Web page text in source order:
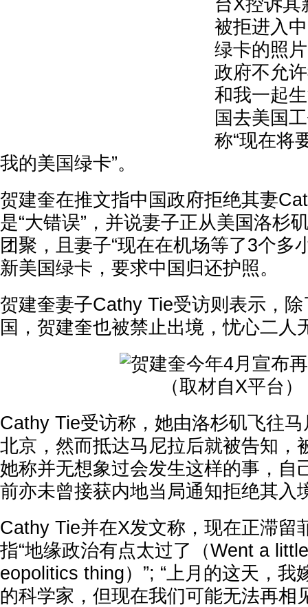
台X控诉其
被拒进入
绿卡的照
政府不允
和我一起
国去美国
称“现在将
我的美国绿卡”。
贺建奎在推文指中国政府拒绝其妻
是“大错误”，并说妻子正从美国洛杉
团聚，且妻子“现在在机场等了3个多
新美国绿卡，要求中国归还护照。
贺建奎妻子Cathy Tie受访则表示，
国，贺建奎也被禁止出境，忧心二人
Cathy Tie受访称，她由洛杉矶飞往
北京，然而抵达马尼拉后就被告知，
她称并无想象过会发生这样的事，自
前亦未曾接获内地当局通知拒绝其入
Cathy Tie并在X发文称，现在正滞留
指“地缘政治有点太过了（Went a
eopolitics thing）”; “上月的这天，我
的科学家，但现在我们可能无法再相